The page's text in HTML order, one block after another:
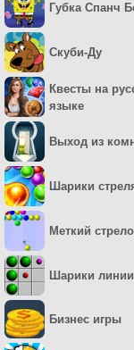
Губка Спанч
Скуби-Ду
Квесты на
языке
Выход из
Шарики
Меткий
Шарики линии
Бизнес игры